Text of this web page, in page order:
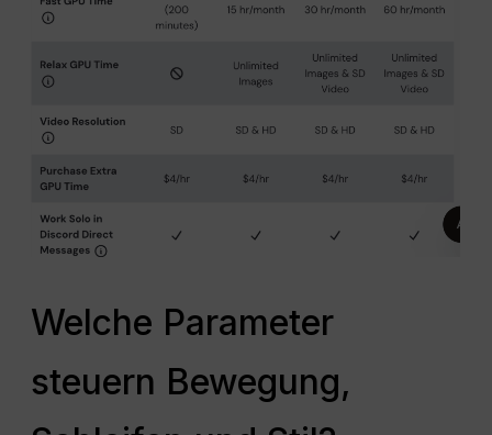
Welche Parameter
steuern Bewegung,